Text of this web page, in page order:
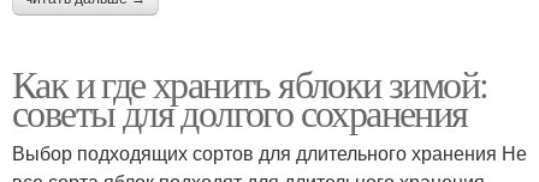
Как и где хранить яблоки зимой:
советы для долгого сохранения
Выбор подходящих сортов для длительного хранения Не